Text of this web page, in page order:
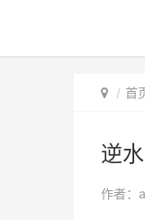
首
逆
作者：